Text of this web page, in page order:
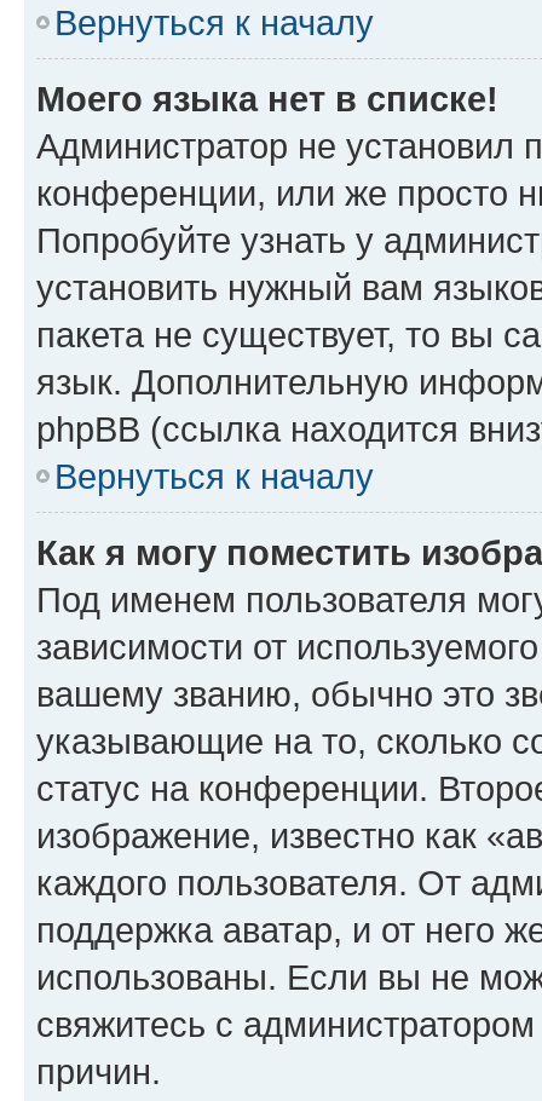
Вернуться к началу
Моего языка нет в списке!
Администратор не установил
конференции, или же просто
Попробуйте узнать у
установить нужный вам
пакета не существует, то вы
язык. Дополнительную
phpBB (ссылка находится
Вернуться к началу
Как я могу поместить
Под именем пользователя
зависимости от
вашему званию, обычно это
указывающие на то, сколько
статус на конференции.
изображение, известно как
каждого пользователя. От
поддержка аватар, и от него
использованы. Если вы не
свяжитесь с
причин.